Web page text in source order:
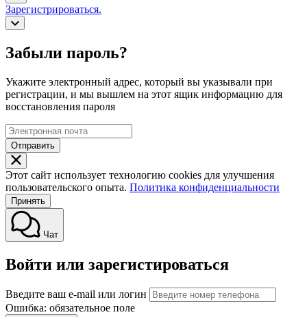
Зарегистрироваться.
Забыли пароль?
Укажите электронный адрес, который вы указывали при
регистрации, и мы вышлем на этот ящик информацию для
восстановления пароля
Отправить
Этот сайт использует технологию cookies для улучшения
пользовательского опыта. Политика конфиденциальности
Принять
Чат
Войти или зарегистироваться
Введите ваш e-mail или логин
Ошибка: обязательное поле